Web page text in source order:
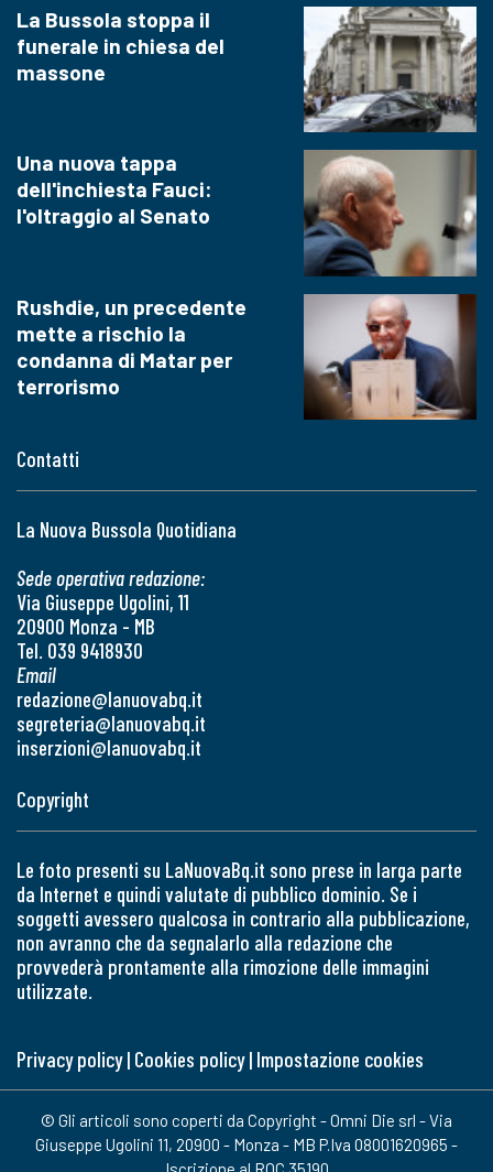
Contatti
La Nuova Bussola Quotidiana
Sede operativa redazione:
Via Giuseppe Ugolini, 11
20900 Monza - MB
Tel. 039 9418930
Email
redazione@lanuovabq.it
segreteria@lanuovabq.it
inserzioni@lanuovabq.it
La Bussola stoppa il
funerale in chiesa del
massone
Una nuova tappa
dell'inchiesta Fauci:
l'oltraggio al Senato
Rushdie, un precedente
mette a rischio la
condanna di Matar per
terrorismo
Copyright
Le foto presenti su LaNuovaBq.it sono prese in larga parte
da Internet e quindi valutate di pubblico dominio. Se i
soggetti avessero qualcosa in contrario alla pubblicazione,
non avranno che da segnalarlo alla redazione che
provvederà prontamente alla rimozione delle immagini
utilizzate.
Privacy policy| Cookies policy| Impostazione cookies
© Gli articoli sono coperti da Copyright - Omni Die srl - Via
Giuseppe Ugolini 11, 20900 - Monza - MB P.Iva 08001620965 -